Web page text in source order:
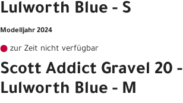
Lulworth Blue - S
Modelljahr 2024
zur Zeit nicht verfügbar
Scott Addict Gravel 20 -
Lulworth Blue - M